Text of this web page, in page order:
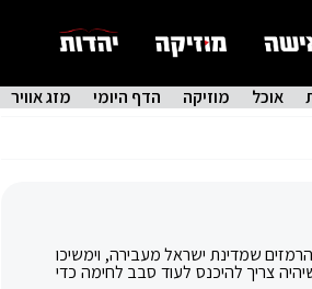
אוכל מוזיקה הדף היומי מזג אוויר
שמדינת ישראל מעבירה, וימשיכו
צריך להיכנס לעוד סבב לחימה כדי